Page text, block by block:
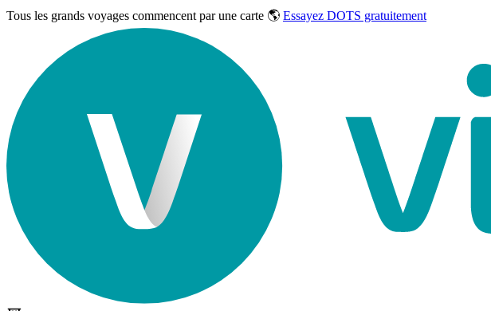
Tous les grands voyages commencent par une carte 🌎 Essayez DOTS gratuitement